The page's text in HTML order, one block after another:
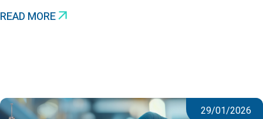
READ MORE
29/01/2026